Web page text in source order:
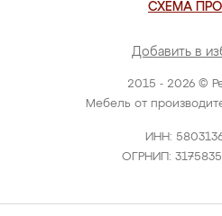
2015 - 2026 ©
Мебель от
ИНН:
ОГРНИП:
СХЕМА
Добавить в